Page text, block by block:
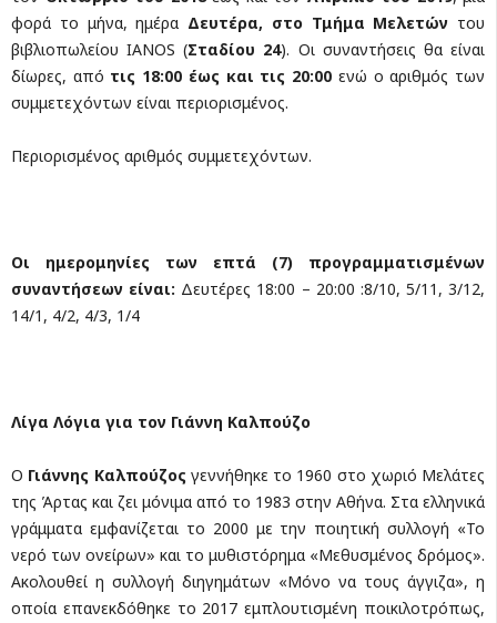
φορά το μήνα, ημέρα Δευτέρα, στο Τμήμα Μελετών του
βιβλιοπωλείου ΙANOS (Σταδίου 24). Οι συναντήσεις θα είναι
δίωρες, από τις 18:00 έως και τις 20:00 ενώ ο αριθμός των
συμμετεχόντων είναι περιορισμένος.
Περιορισμένος αριθμός συμμετεχόντων.
Οι ημερομηνίες των επτά (7) προγραμματισμένων
συναντήσεων είναι: Δευτέρες 18:00 – 20:00 :8/10, 5/11, 3/12,
14/1, 4/2, 4/3, 1/4
Λίγα Λόγια για τον Γιάννη Καλπούζο
Ο Γιάννης Καλπούζος γεννήθηκε το 1960 στο χωριό Μελάτες
της Άρτας και ζει μόνιμα από το 1983 στην Αθήνα. Στα ελληνικά
γράμματα εμφανίζεται το 2000 με την ποιητική συλλογή «Το
νερό των ονείρων» και το μυθιστόρημα «Μεθυσμένος δρόμος».
Ακολουθεί η συλλογή διηγημάτων «Μόνο να τους άγγιζα», η
οποία επανεκδόθηκε το 2017 εμπλουτισμένη ποικιλοτρόπως,